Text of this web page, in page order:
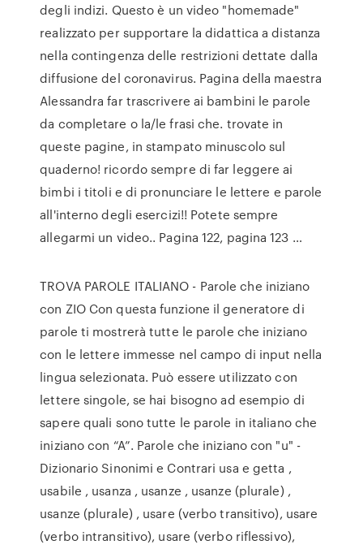
degli indizi. Questo è un video "homemade"
realizzato per supportare la didattica a distanza
nella contingenza delle restrizioni dettate dalla
diffusione del coronavirus. Pagina della maestra
Alessandra far trascrivere ai bambini le parole
da completare o la/le frasi che. trovate in
queste pagine, in stampato minuscolo sul
quaderno! ricordo sempre di far leggere ai
bimbi i titoli e di pronunciare le lettere e parole
all'interno degli esercizi!! Potete sempre
allegarmi un video.. Pagina 122, pagina 123 …
TROVA PAROLE ITALIANO - Parole che iniziano
con ZIO Con questa funzione il generatore di
parole ti mostrerà tutte le parole che iniziano
con le lettere immesse nel campo di input nella
lingua selezionata. Può essere utilizzato con
lettere singole, se hai bisogno ad esempio di
sapere quali sono tutte le parole in italiano che
iniziano con “A”. Parole che iniziano con "u" -
Dizionario Sinonimi e Contrari usa e getta ,
usabile , usanza , usanze , usanze (plurale) ,
usanze (plurale) , usare (verbo transitivo), usare
(verbo intransitivo), usare (verbo riflessivo),